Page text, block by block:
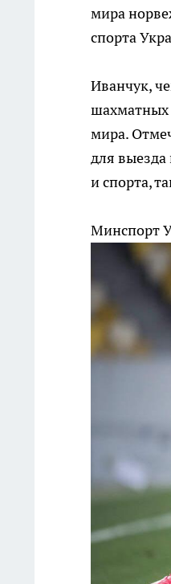
мира
спорта
Иванчук,
шахматных
мира.
для
и спорта,
Минспорт